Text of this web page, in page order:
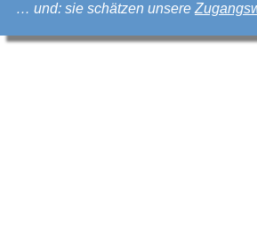
… und: sie schätzen unsere